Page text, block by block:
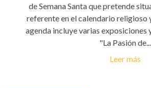
de Semana Santa que pretende
referente en el calendario religioso
agenda incluye varias exposiciones
"La Pasión de...
Leer más